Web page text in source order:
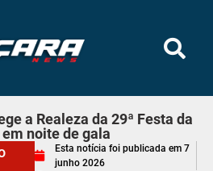
a Realeza da 29ª Festa da
noite de gala
Esta notícia foi publicada em 7
junho 2026